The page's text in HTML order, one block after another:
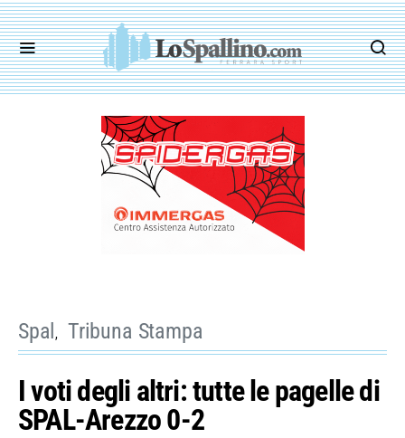
Spal Tribuna Stampa
I voti degli altri: tutte le pagelle di
SPAL-Arezzo 0-2